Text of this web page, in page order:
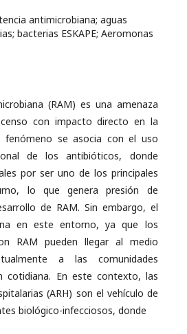
antimicrobiana; aguas
bacterias ESKAPE; Aeromonas
(RAM) es una amenaza
con impacto directo en la
fenómeno se asocia con el uso
de los antibióticos, donde
por ser uno de los principales
lo que genera presión de
de RAM. Sin embargo, el
en este entorno, ya que los
RAM pueden llegar al medio
a las comunidades
cotidiana. En este contexto, las
(ARH) son el vehículo de
biológico-infecciosos, donde